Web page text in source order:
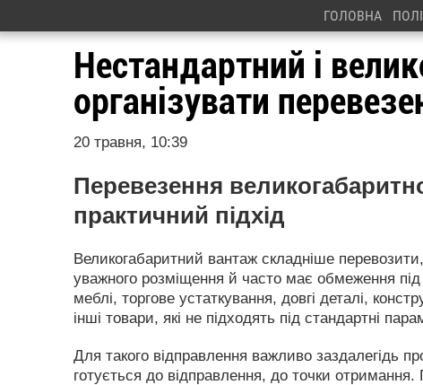
ГОЛОВНА
Нестандартний і
організувати
20 травня, 10:39
Перевезення
практичний підхід
Великогабаритний вантаж складніше
уважного розміщення й часто має обмеження
меблі, торгове устаткування, довгі деталі,
інші товари, які не підходять під стандартні
Для такого відправлення важливо заздалегідь
готується до відправлення, до точки